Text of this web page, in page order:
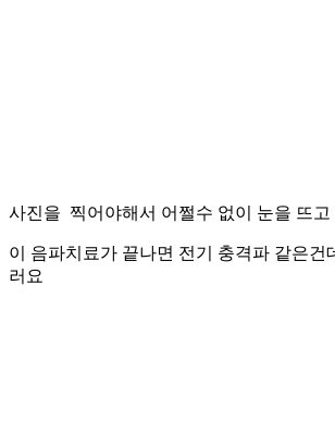
사진을 찍어야해서 어쩔수 없이 눈을 뜨고
이 음파치료가 끝나면 전기 충격파 같은건
러요